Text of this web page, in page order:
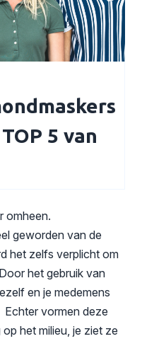
5 van
omheen.
geworden van de
het zelfs verplicht om
het gebruik van
en je medemens
vormen deze
het milieu, je ziet ze